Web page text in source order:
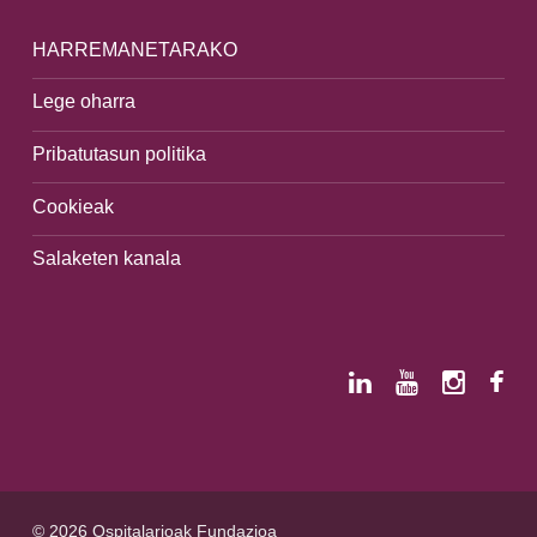
HARREMANETARAKO
Lege oharra
Pribatutasun politika
Cookieak
Salaketen kanala
© 2026 Ospitalarioak Fundazioa